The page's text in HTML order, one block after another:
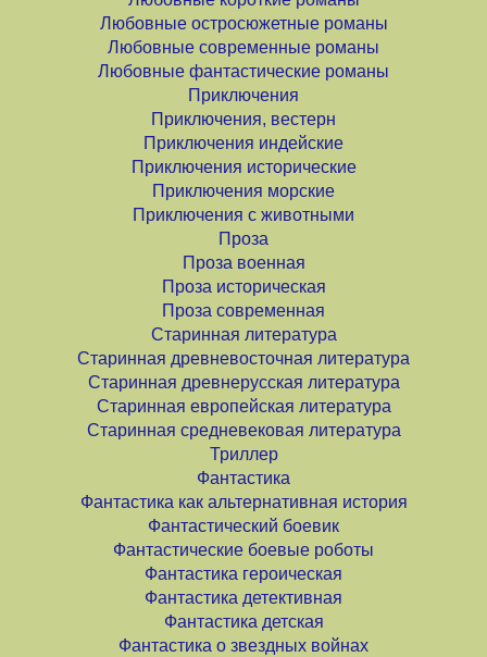
Любовные остросюжетные романы
Любовные современные романы
Любовные фантастические романы
Приключения
Приключения, вестерн
Приключения индейские
Приключения исторические
Приключения морские
Приключения с животными
Проза
Проза военная
Проза историческая
Проза современная
Старинная литература
Старинная древневосточная литература
Старинная древнерусская литература
Старинная европейская литература
Старинная средневековая литература
Триллер
Фантастика
Фантастика как альтернативная история
Фантастический боевик
Фантастические боевые роботы
Фантастика героическая
Фантастика детективная
Фантастика детская
Фантастика о звездных войнах